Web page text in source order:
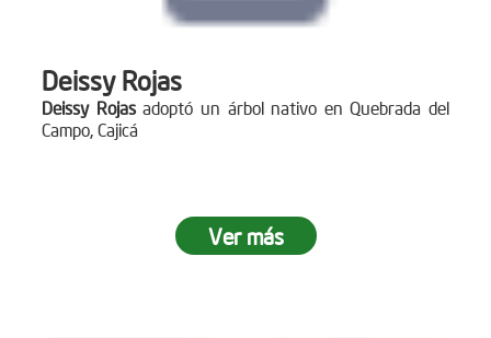
Deissy Rojas
Deissy Rojasadoptó un árbol nativo en Quebrada del
Campo, Cajicá
Ver más